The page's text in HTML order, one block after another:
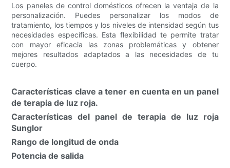
Los paneles de control domésticos ofrecen la ventaja de la
personalización. Puedes personalizar los modos de
tratamiento, los tiempos y los niveles de intensidad según tus
necesidades específicas. Esta flexibilidad te permite tratar
con mayor eficacia las zonas problemáticas y obtener
mejores resultados adaptados a las necesidades de tu
cuerpo.
Características clave a tener en cuenta en un panel
de terapia de luz roja.
Características del panel de terapia de luz roja
Sunglor
Rango de longitud de onda
Potencia de salida